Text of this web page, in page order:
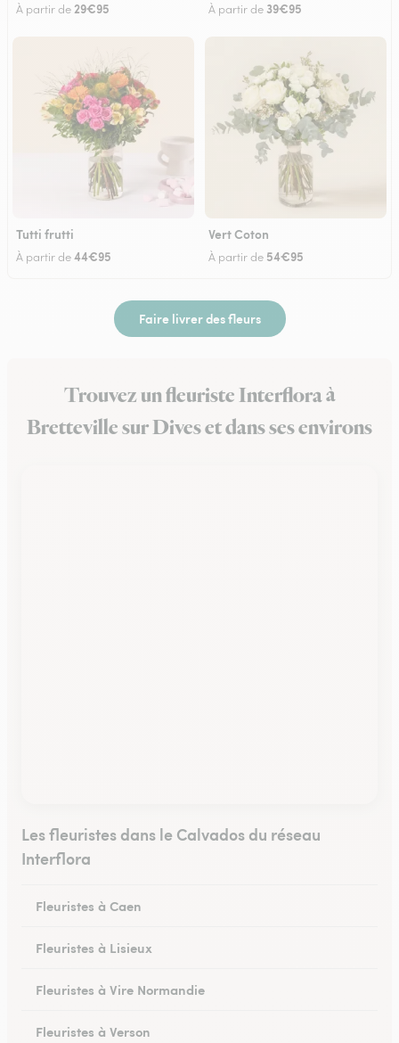
À partir de 29€95 À partir de 39€95
Tutti frutti
À partir de44€95
Vert Coton
À partir de 54€95
Faire livrer des fleurs
Trouvez un fleuriste Interflora à
Bretteville sur Dives et dans ses environs
Les fleuristes dans le Calvados du réseau
Interflora
Fleuristes à Caen
Fleuristes à Lisieux
Fleuristes à Vire Normandie
Fleuristes à Verson